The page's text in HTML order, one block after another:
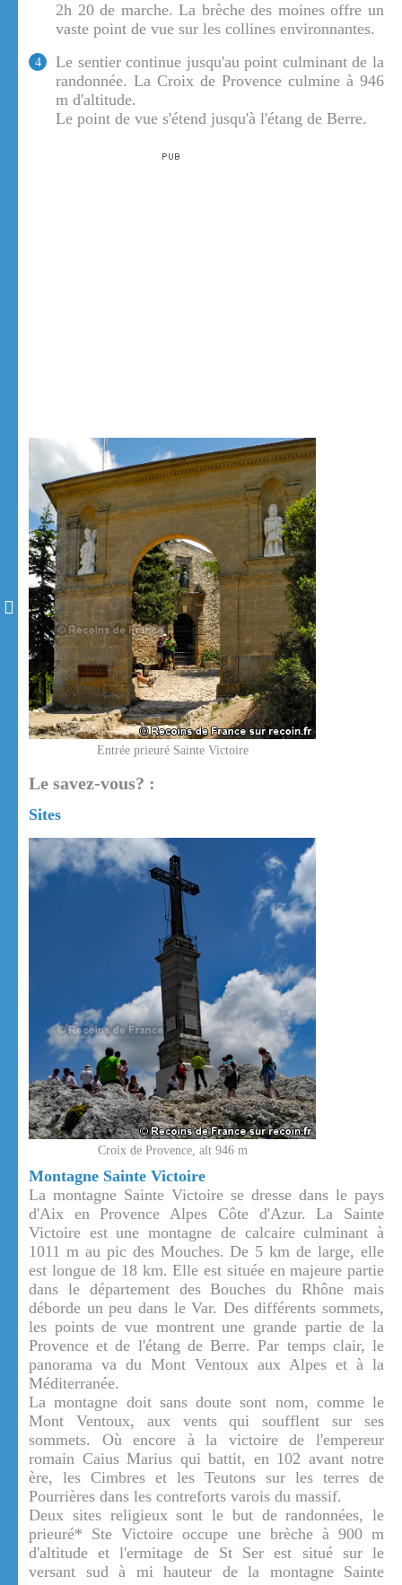
2h 20 de marche. La brèche des moines offre un
vaste point de vue sur les collines environnantes.
4
Le sentier continue jusqu'au point culminant de la
randonnée. La Croix de Provence culmine à 946
m d'altitude.
Le point de vue s'étend jusqu'à l'étang de Berre.
Entrée prieuré Sainte Victoire
Le savez-vous? :
Sites
Croix de Provence, alt 946 m
Montagne Sainte Victoire
La montagne Sainte Victoire se dresse dans le pays
d'Aix en Provence Alpes Côte d'Azur. La Sainte
Victoire est une montagne de calcaire culminant à
1011 m au pic des Mouches. De 5 km de large, elle
est longue de 18 km. Elle est située en majeure partie
dans le département des Bouches du Rhône mais
déborde un peu dans le Var. Des différents sommets,
les points de vue montrent une grande partie de la
Provence et de l'étang de Berre. Par temps clair, le
panorama va du Mont Ventoux aux Alpes et à la
Méditerranée.
La montagne doit sans doute sont nom, comme le
Mont Ventoux, aux vents qui soufflent sur ses
sommets. Où encore à la victoire de l'empereur
romain Caius Marius qui battit, en 102 avant notre
ère, les Cimbres et les Teutons sur les terres de
Pourrières dans les contreforts varois du massif.
Deux sites religieux sont le but de randonnées, le
prieuré* Ste Victoire occupe une brèche à 900 m
d'altitude et l'ermitage de St Ser est situé sur le
versant sud à mi hauteur de la montagne Sainte